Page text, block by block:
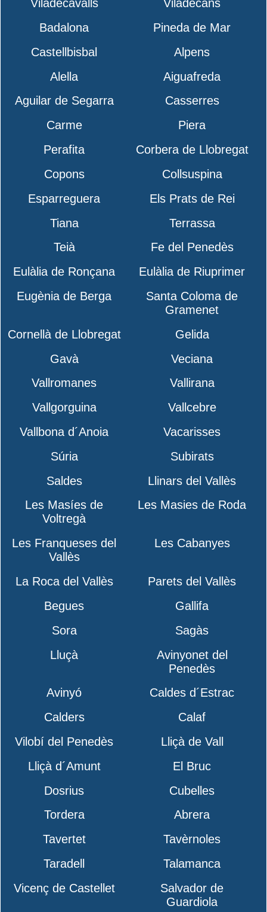
Viladecavalls
Viladecans
Badalona
Pineda de Mar
Castellbisbal
Alpens
Alella
Aiguafreda
Aguilar de Segarra
Casserres
Carme
Piera
Perafita
Corbera de Llobregat
Copons
Collsuspina
Esparreguera
Els Prats de Rei
Tiana
Terrassa
Teià
Fe del Penedès
Eulàlia de Ronçana
Eulàlia de Riuprimer
Eugènia de Berga
Santa Coloma de
Gramenet
Cornellà de Llobregat
Gelida
Gavà
Veciana
Vallromanes
Vallirana
Vallgorguina
Vallcebre
Vallbona d´Anoia
Vacarisses
Súria
Subirats
Saldes
Llinars del Vallès
Les Masíes de
Voltregà
Les Masies de Roda
Les Franqueses del
Vallès
Les Cabanyes
La Roca del Vallès
Parets del Vallès
Begues
Gallifa
Sora
Sagàs
Lluçà
Avinyonet del
Penedès
Avinyó
Caldes d´Estrac
Calders
Calaf
Vilobí del Penedès
Lliçà de Vall
Lliçà d´Amunt
El Bruc
Dosrius
Cubelles
Tordera
Abrera
Tavertet
Tavèrnoles
Taradell
Talamanca
Vicenç de Castellet
Salvador de
Guardiola